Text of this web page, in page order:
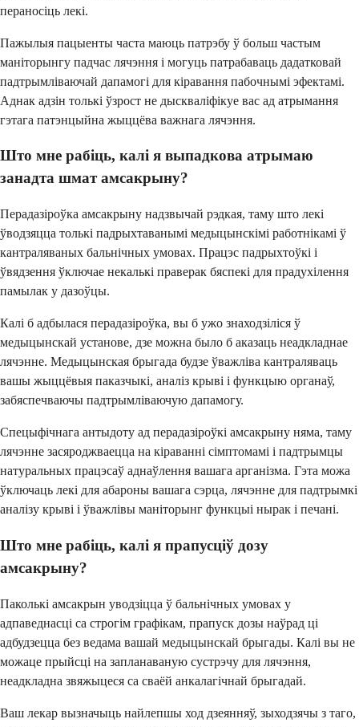
пераносіць лекі.
Пажылыя пацыенты часта маюць патрэбу ў больш частым
маніторынгу падчас лячэння і могуць патрабаваць дадатковай
падтрымліваючай дапамогі для кіравання пабочнымі эфектамі.
Аднак адзін толькі ўзрост не дыскваліфікуе вас ад атрымання
гэтага патэнцыйна жыццёва важнага лячэння.
Што мне рабіць, калі я выпадкова атрымаю
занадта шмат амсакрыну?
Перадазіроўка амсакрыну надзвычай рэдкая, таму што лекі
ўводзяцца толькі падрыхтаванымі медыцынскімі работнікамі ў
кантраляваных бальнічных умовах. Працэс падрыхтоўкі і
ўвядзення ўключае некалькі праверак бяспекі для прадухілення
памылак у дазоўцы.
Калі б адбылася перадазіроўка, вы б ужо знаходзіліся ў
медыцынскай установе, дзе можна было б аказаць неадкладнае
лячэнне. Медыцынская брыгада будзе ўважліва кантраляваць
вашы жыццёвыя паказчыкі, аналіз крыві і функцыю органаў,
забяспечваючы падтрымліваючую дапамогу.
Спецыфічнага антыдоту ад перадазіроўкі амсакрыну няма, таму
лячэнне засяроджваецца на кіраванні сімптомамі і падтрымцы
натуральных працэсаў аднаўлення вашага арганізма. Гэта можа
ўключаць лекі для абароны вашага сэрца, лячэнне для падтрымкі
аналізу крыві і ўважлівы маніторынг функцыі нырак і печані.
Што мне рабіць, калі я прапусціў дозу
амсакрыну?
Паколькі амсакрын уводзіцца ў бальнічных умовах у
адпаведнасці са строгім графікам, прапуск дозы наўрад ці
адбудзецца без ведама вашай медыцынскай брыгады. Калі вы не
можаце прыйсці на запланаваную сустрэчу для лячэння,
неадкладна звяжыцеся са сваёй анкалагічнай брыгадай.
Ваш лекар вызначыць найлепшы ход дзеянняў, зыходзячы з таго,